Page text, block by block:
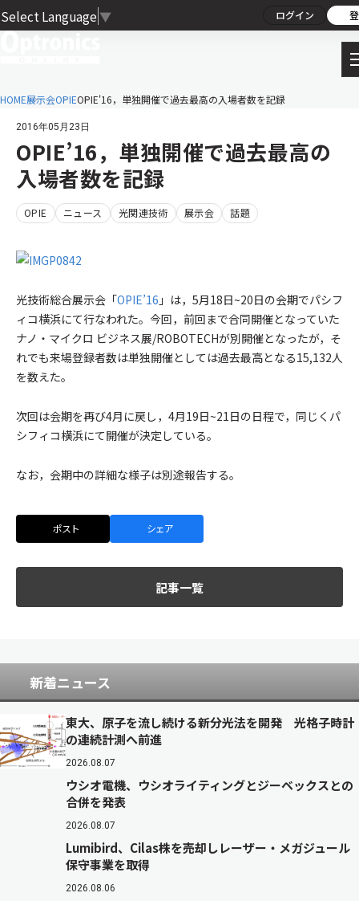
Select Language ▼ ログイン
HOME展示会OPIEOPIE'16，単独開催で過去最高の入場者数を記録
2016年05月23日
OPIE’16，単独開催で過去最高の
入場者数を記録
OPIE ニュース 光関連技術 展示会 話題
光技術総合展示会「OPIE’16 」は，5月18日~20日の会期でパシフ
ィコ横浜にて行なわれた。今回，前回まで合同開催となっていた
ナノ・マイクロ ビジネス展/ROBOTECHが別開催となったが，そ
れでも来場登録者数は単独開催としては過去最高となる15,132人
を数えた。
次回は会期を再び4月に戻し，4月19日~21日の日程で，同じくパ
シフィコ横浜にて開催が決定している。
なお，会期中の詳細な様子は別途報告する。
ポスト シェア
記事一覧
新着ニュース
東大、原子を流し続ける新分光法を開発 光格子時計
の連続計測へ前進
2026.08.07
ウシオ電機、ウシオライティングとジーベックスとの
合併を発表
2026.08.07
Lumibird、Cilas株を売却しレーザー・メガジュール
保守事業を取得
2026.08.06